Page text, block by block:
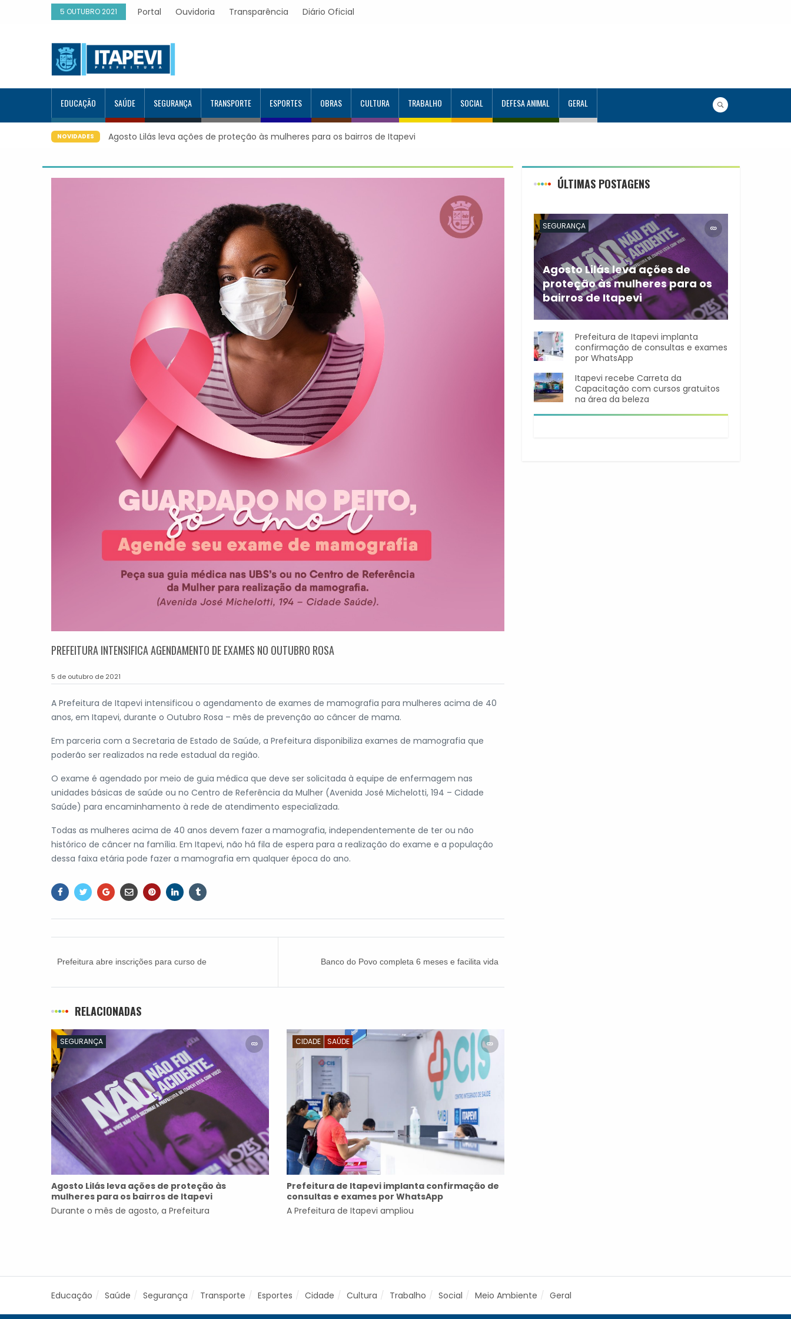
5 OUTUBRO 2021 Portal Ouvidoria Transparência Diário Oficial
EDUCAÇÃO SAÚDE SEGURANÇA TRANSPORTE ESPORTES OBRAS CULTURA TRABALHO SOCIAL DEFESA ANIMAL GERAL
NOVIDADES Agosto Lilás leva ações de proteção às mulheres para os bairros de Itapevi
PREFEITURA INTENSIFICA AGENDAMENTO DE EXAMES NO OUTUBRO ROSA
5 de outubro de 2021
A Prefeitura de Itapevi intensificou o agendamento de exames de mamografia para mulheres acima de 40
anos, em Itapevi, durante o Outubro Rosa – mês de prevenção ao câncer de mama.
Em parceria com a Secretaria de Estado de Saúde, a Prefeitura disponibiliza exames de mamografia que
poderão ser realizados na rede estadual da região.
O exame é agendado por meio de guia médica que deve ser solicitada à equipe de enfermagem nas
unidades básicas de saúde ou no Centro de Referência da Mulher (Avenida José Michelotti, 194 – Cidade
Saúde) para encaminhamento à rede de atendimento especializada.
Todas as mulheres acima de 40 anos devem fazer a mamografia, independentemente de ter ou não
histórico de câncer na família. Em Itapevi, não há fila de espera para a realização do exame e a população
dessa faixa etária pode fazer a mamografia em qualquer época do ano.
Prefeitura abre inscrições para curso de
Banco do Povo completa 6 meses e facilita vida
RELACIONADAS
SEGURANÇA
Agosto Lilás leva ações de proteção às
mulheres para os bairros de Itapevi
Durante o mês de agosto, a Prefeitura
CIDADE SAÚDE
Prefeitura de Itapevi implanta confirmação de
consultas e exames por WhatsApp
A Prefeitura de Itapevi ampliou
ÚLTIMAS POSTAGENS
SEGURANÇA
Agosto Lilás leva ações de
proteção às mulheres para os
bairros de Itapevi
Durante o mês de agosto,
Prefeitura de Itapevi implanta
confirmação de consultas e exames
por WhatsApp
Itapevi recebe Carreta da
Capacitação com cursos gratuitos
na área da beleza
Educação Saúde Segurança Transporte Esportes Cidade Cultura Trabalho Social Meio Ambiente Geral